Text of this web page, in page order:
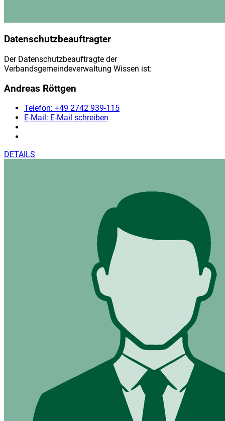
Datenschutzbeauftragter
Der Datenschutzbeauftragte der
Verbandsgemeindeverwaltung Wissen ist:
Andreas Röttgen
Telefon: +49 2742 939-115
E-Mail: E-Mail schreiben
DETAILS